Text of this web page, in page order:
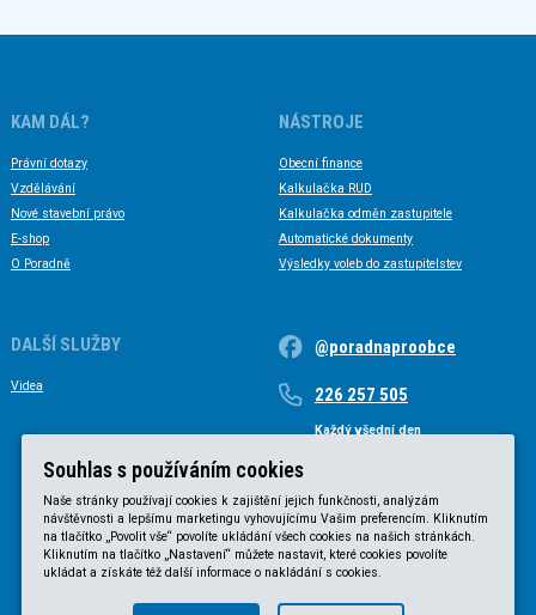
KAM DÁL?
Právní dotazy
Vzdělávání
Nové stavební právo
E-shop
O Poradně
NÁSTROJE
Obecní finance
Kalkulačka RUD
Kalkulačka odměn zastupitele
Automatické dokumenty
Výsledky voleb do zastupitelstev
DALŠÍ SLUŽBY
Videa
@poradnaproobce
226 257 505
Každý všední den
Souhlas s používáním cookies
Naše stránky používají cookies k zajištění jejich funkčnosti, analýzám
návštěvnosti a lepšímu marketingu vyhovujícímu Vašim preferencím. Kliknutím
na tlačítko „Povolit vše“ povolíte ukládání všech cookies na našich stránkách.
Kliknutím na tlačítko „Nastavení“ můžete nastavit, které cookies povolíte
ukládat a získáte též další informace o nakládání s cookies.